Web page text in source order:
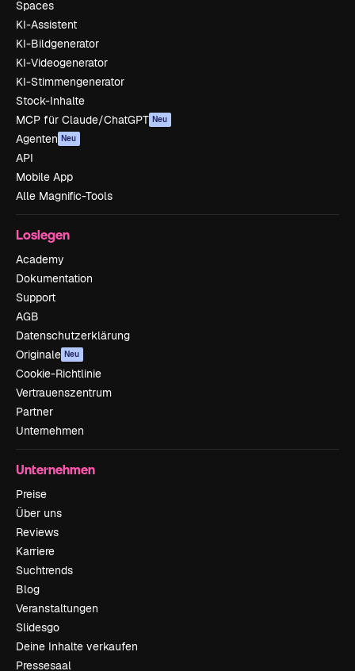
Spaces
KI-Assistent
KI-Bildgenerator
KI-Videogenerator
KI-Stimmengenerator
Stock-Inhalte
MCP für Claude/ChatGPT Neu
Agenten Neu
API
Mobile App
Alle Magnific-Tools
Loslegen
Academy
Dokumentation
Support
AGB
Datenschutzerklärung
Originale Neu
Cookie-Richtlinie
Vertrauenszentrum
Partner
Unternehmen
Unternehmen
Preise
Über uns
Reviews
Karriere
Suchtrends
Blog
Veranstaltungen
Slidesgo
Deine Inhalte verkaufen
Pressesaal